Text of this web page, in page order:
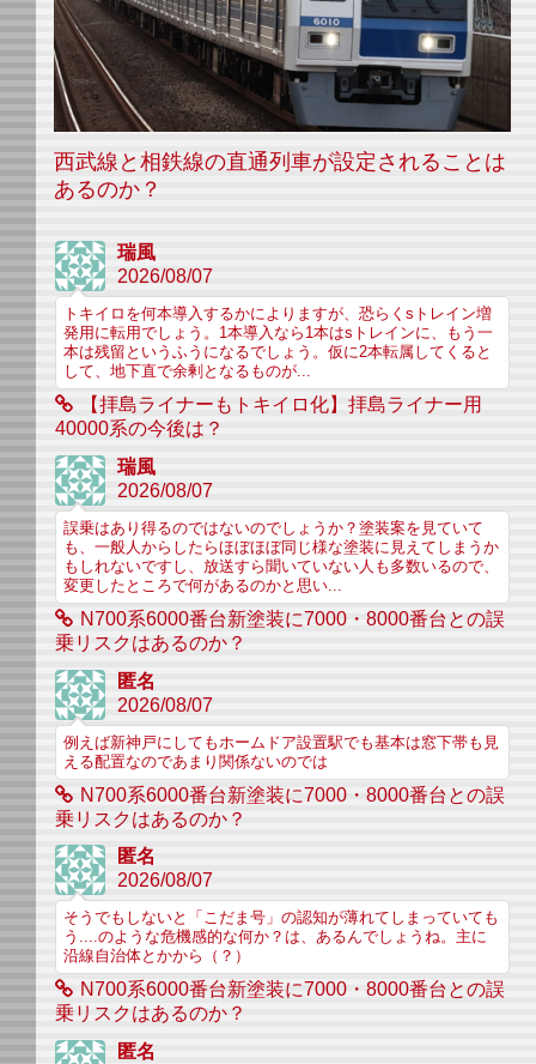
西武線と相鉄線の直通列車が設定されることは
あるのか？
瑞風
2026/08/07
トキイロを何本導入するかによりますが、恐らくsトレイン増
発用に転用でしょう。1本導入なら1本はsトレインに、もう一
本は残留というふうになるでしょう。仮に2本転属してくると
して、地下直で余剰となるものが...
【拝島ライナーもトキイロ化】拝島ライナー用
40000系の今後は？
瑞風
2026/08/07
誤乗はあり得るのではないのでしょうか？塗装案を見ていて
も、一般人からしたらほぼほぼ同じ様な塗装に見えてしまうか
もしれないですし、放送すら聞いていない人も多数いるので、
変更したところで何があるのかと思い...
N700系6000番台新塗装に7000・8000番台との誤
乗リスクはあるのか？
匿名
2026/08/07
例えば新神戸にしてもホームドア設置駅でも基本は窓下帯も見
える配置なのであまり関係ないのでは
N700系6000番台新塗装に7000・8000番台との誤
乗リスクはあるのか？
匿名
2026/08/07
そうでもしないと「こだま号」の認知が薄れてしまっていても
う....のような危機感的な何か？は、あるんでしょうね。主に
沿線自治体とかから（？）
N700系6000番台新塗装に7000・8000番台との誤
乗リスクはあるのか？
匿名